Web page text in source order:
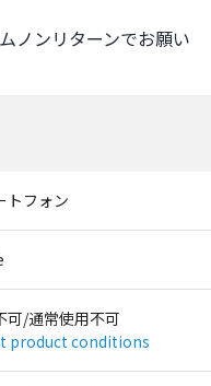
ノンリターンでお願い
トフォン
可/通常使用不可
product conditions